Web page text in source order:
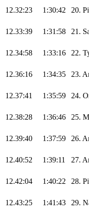
12.32:23 1:30:42 20.
12.33:39 1:31:58 21.
12.34:58 1:33:16 22.
12.36:16 1:34:35 23.
12.37:41 1:35:59 24.
12.38:28 1:36:46 25.
12.39:40 1:37:59 26.
12.40:52 1:39:11 27.
12.42:04 1:40:22 28.
12.43:25 1:41:43 29.